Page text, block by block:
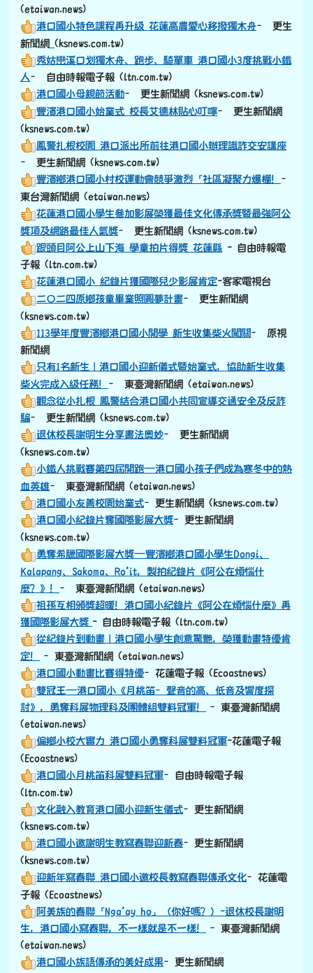
(etaiwan.news)
港口國小特色課程再升級 花蓮高農愛心移撥獨木舟– 更生
新聞網 link to https://old.ksnews.com.tw/v2024052007/
(ksnews.com.tw)
秀姑巒溪口划獨木舟、跑步、騎單車 港口國小3度挑戰小鐵
人– 自由時報電子報 (ltn.com.tw)
港口國小母親節活動– 更生新聞網 (ksnews.com.tw)
豐濱港口國小始業式 校長艾德林貼心叮嚀– 更生新聞網
(ksnews.com.tw)
鳳警扎根校園 港口派出所前往港口國小辦理識詐交安講座
– 更生新聞網 (ksnews.com.tw)
豐濱鄉港口國小村校運動會競爭激烈「社區凝聚力爆棚！ –
東台灣新聞網 (etaiwan.news)
花蓮港口國小學生參加影展榮獲最佳文化傳承獎暨最強阿公
獎項及網路最佳人氣獎– 更生新聞網 (ksnews.com.tw)
跟頭目阿公上山下海 學童拍片得獎 花蓮縣 - 自由時報電
子報 (ltn.com.tw)
花蓮港口國小 紀錄片獲國際兒少影展肯定-客家電視台
二〇二四原鄉孩童畢業照圓夢計畫– 更生新聞網
(ksnews.com.tw)
113學年度豐濱鄉港口國小開學 新生收集柴火闖關– 原視
新聞網
只有1名新生｜港口國小迎新儀式暨始業式，協助新生收集
柴火完成入級任務！ – 東臺灣新聞網 (etaiwan.news)
觀念從小扎根 鳳警結合港口國小共同宣導交通安全及反詐
騙– 更生新聞網 (ksnews.com.tw)
退休校長謝明生分享書法奧妙– 更生新聞網
(ksnews.com.tw)
小鐵人挑戰賽第四屆開跑—港口國小孩子們成為寒冬中的熱
血英雄– 東臺灣新聞網 (etaiwan.news)
港口國小友善校園始業式–更生新聞網 (ksnews.com.tw)
港口國小紀錄片奪國際影展大獎–更生新聞網
(ksnews.com.tw)
勇奪希臘國際影展大獎—豐濱鄉港口國小學生Dongi、
Kalapang、Sakoma、Ro’it，製拍紀錄片《阿公在煩惱什
麼？》！ – 東臺灣新聞網 (etaiwan.news)
祖孫互相頒獎超暖！港口國小紀錄片《阿公在煩惱什麼》再
獲國際影展大獎 - 自由時報電子報 (ltn.com.tw)
從紀錄片到動畫｜港口國小學生創意驚艷，榮獲動畫特優肯
定！
–東臺灣新聞網 (etaiwan.news)
港口國小動畫比賽得特優–花蓮電子報 (Ecoastnews)
雙冠王—港口國小《月桃笛–聲音的高、低音及響度探
討》，勇奪科展物理科及團體組雙料冠軍！
–東臺灣新聞網
(etaiwan.news)
偏鄉小校大實力 港口國小勇奪科展雙料冠軍-花蓮電子報
(Ecoastnews)
港口國小月桃笛科展雙料冠軍–自由時報電子報
(ltn.com.tw)
文化融入教育港口國小迎新生儀式–更生新聞網
(ksnews.com.tw)
港口國小邀謝明生教寫春聯迎新春–更生新聞網
(ksnews.com.tw)
迎新年寫春聯 港口國小邀校長教寫春聯傳承文化–花蓮電
子報 (Ecoastnews)
阿美族的春聯「Nga’ay ho」（你好嗎？）-退休校長謝明
生，港口國小寫春聯，不一樣就是不一樣！
–東臺灣新聞網
(etaiwan.news)
港口國小族語傳承的美好成果–更生新聞網